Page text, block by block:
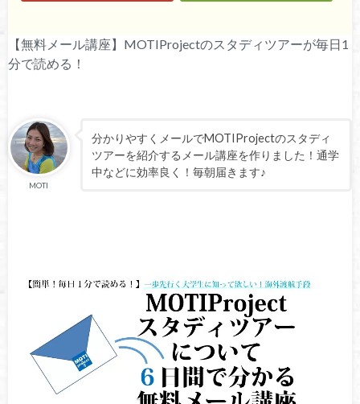
【無料メール講座】MOTIProjectのスタディツアーが毎日1
分で読める！
MOTI
分かりやすくメールでMOTIProjectのスタディ
ツアーを紹介するメール講座を作りました！通学
中などに効率良く！毎朝届きます♪